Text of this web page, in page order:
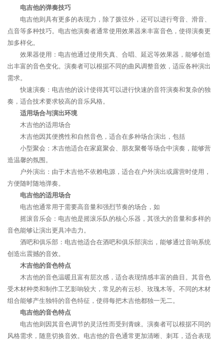
电吉他的弹奏技巧
电吉他则具有更多的表现力，除了拨弦外，还可以进行弯音、滑音、
点音等多种技巧。电吉他演奏者通常使用效果器来丰富音色，使得演奏更
加多样化。
效果器使用：电吉他通过使用失真、合唱、延迟等效果器，能够创造
出丰富的音色变化。演奏者可以根据不同的曲风调整音效，适应各种演出
需求。
快速演奏：电吉他的设计使得其可以进行快速的音符演奏和复杂的独
奏，适合技术要求较高的音乐风格。
适用场合与演出环境
木吉他的适用场合
木吉他因其便携性和自然音色，适合在多种场合演出，包括
小型聚会：木吉他适合在家庭聚会、朋友聚餐等场合中演奏，能够营
造温馨的氛围。
户外演出：由于木吉他不依赖电源，适合在户外演出或露营时使用，
方便随时随地弹奏。
电吉他的适用场合
电吉他通常用于需要高音量和强烈节奏的场合，如
摇滚音乐会：电吉他是摇滚乐队的核心乐器，其强大的音量和多样的
音色能够让演出更具冲击力。
酒吧和俱乐部：电吉他适合在酒吧和俱乐部演出，能够通过音响系统
创造出震撼的音效。
木吉他的音色特点
木吉他的音色温暖且富有层次感，适合表现情感丰富的曲目。其音色
受木材种类和制作工艺影响较大，常见的有云杉、玫瑰木等。不同的木材
组合能够产生独特的音色特征，使得每把木吉他都独一无二。
电吉他的音色特点
电吉他则因其音色调节的灵活性而受到青睐。演奏者可以根据不同的
风格需求，随意切换音效。电吉他的音色通常更加清晰、刺耳，适合表现